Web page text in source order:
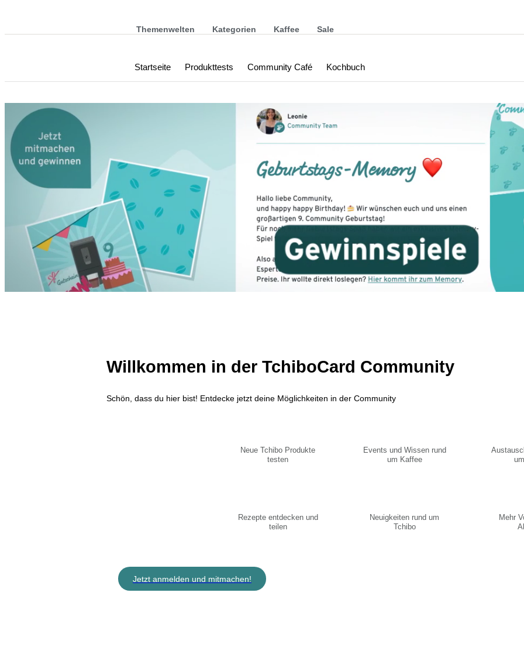
Themenwelten Kategorien Kaffee Sale
Startseite Produkttests Community Café Kochbuch
Willkommen in der TchiboCard Community
Schön, dass du hier bist! Entdecke jetzt deine Möglichkeiten in der Community
Neue Tchibo Produkte
testen
Events und Wissen rund
um Kaffee
Rezepte entdecken und
teilen
Neuigkeiten rund um
Tchibo
Mehr
Jetzt anmelden und mitmachen!